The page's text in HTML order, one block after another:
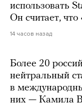
использовать
Он считает, что
14 часов назад
Более 20
нейтральный
в
них — Камила